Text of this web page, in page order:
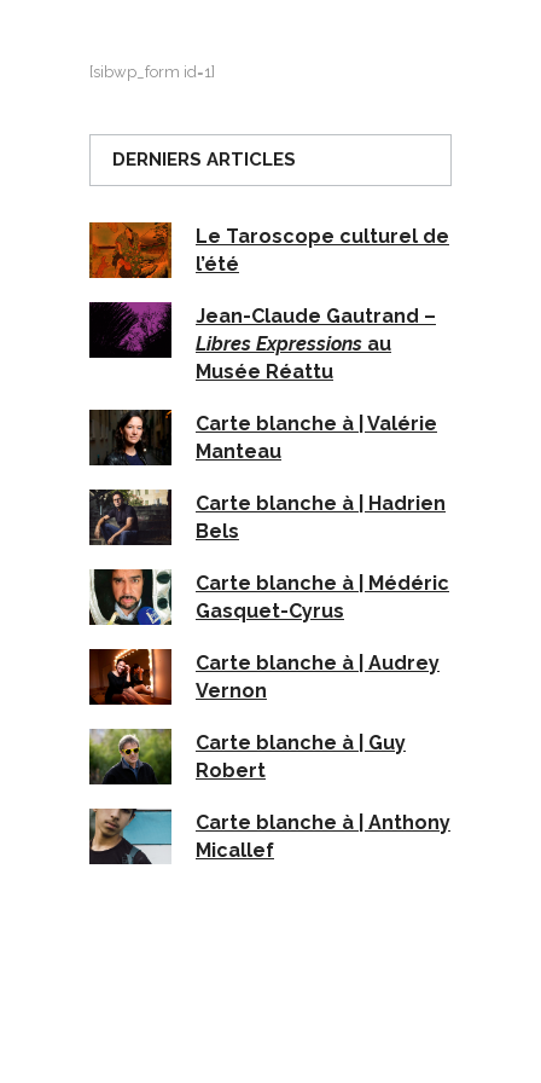
[sibwp_form id=1]
DERNIERS ARTICLES
Le Taroscope culturel de
l’été
Jean-Claude Gautrand –
Libres Expressions au
Musée Réattu
Carte blanche à | Valérie
Manteau
Carte blanche à | Hadrien
Bels
Carte blanche à | Médéric
Gasquet-Cyrus
Carte blanche à | Audrey
Vernon
Carte blanche à | Guy
Robert
Carte blanche à | Anthony
Micallef